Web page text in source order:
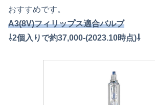
おすすめです。
A3(8V)フィリップス適合バルブ
⇩2個入りで約37,000-(2023.10時点)⇩